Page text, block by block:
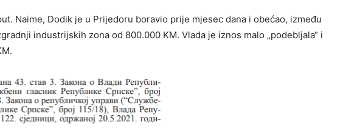
Naime, Dodik je u Prijedoru boravio prije mjesec dana i obećao, između
industrijskih zona od 800.000 KM. Vlada je iznos malo „podebljala“ i